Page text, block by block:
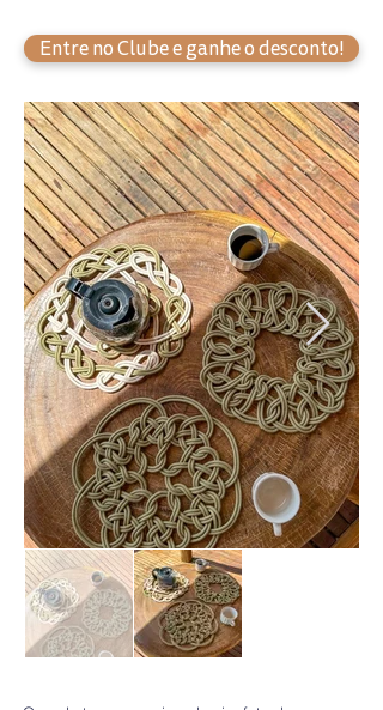
Entre no Clube e ganhe o desconto!